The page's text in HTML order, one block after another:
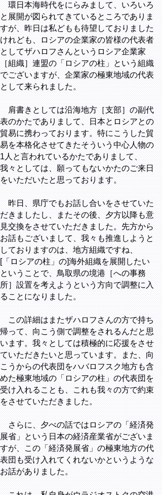
環日本海時代をにらみまして、いろいろ
と展開が図られてきているところでありま
すが、昨日は私どもも待望しておりました
けれども、ロシアの企業家の皆様の代表者
としてザハロフさんというロシア企業家
［組織］連盟の「ロシアの柱」という組織
でございますが、企業家の極東地域の代表
として来られました。
肩書きとしては沿海地方［支部］の副代
表のかたでありまして、日本とロシアとの
貿易に携わっております。特にこうした貿
易を本格化させてきたそういう中心人物の
1人と言われているかたでありまして、
我々としては、願ってもないかたのご来日
をいただいたと思っております。
昨日、県庁でもお話し合いをさせていた
だきましたし、またその後、夕方以降も意
見交換をさせていただきました。先方から
お話もございまして、我々も推進しようと
しておりますのは、地方組織ですね、
[「ロシアの柱」の]海外組織を展開したい
ということで、鳥取県の境港［への事務
所］設置を考えようという方向で調整に入
ることになりました。
この詳細はまたザハロフさんの方で持ち
帰って、向こう側で調整をされるんだと思
います。我々としては積極的に応援をさせ
ていただきたいと思っています。また、向
こうからの代表団をハバロフスク地方も含
めた極東地域の「ロシアの柱」の代表団を
受け入れることも、これも我々の方で約束
をさせていただきました。
さらに、夕べの話ではロシアの「経済発
展省」という日本の経済産業省がございま
すが、この「経済発展省」の極東地方の代
表団も受け入れてくれないかというような
お話がありました。